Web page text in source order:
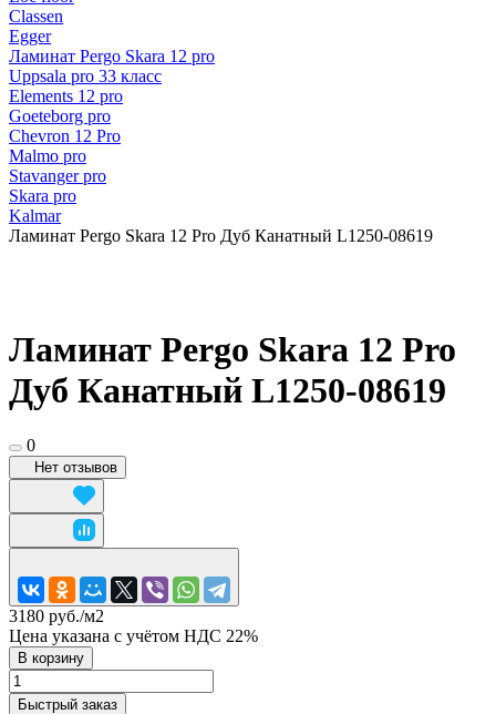
Classen
Egger
Ламинат Pergo Skara 12 pro
Uppsala pro 33 класс
Elements 12 pro
Goeteborg pro
Chevron 12 Pro
Malmo pro
Stavanger pro
Skara pro
Kalmar
Ламинат Pergo Skara 12 Pro Дуб Канатный L1250-08619
Ламинат Pergo Skara 12 Pro
Дуб Канатный L1250-08619
0
Нет отзывов
3180 руб./м2
Цена указана с учётом НДС 22%
В корзину
Быстрый заказ